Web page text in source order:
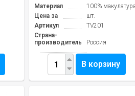
Материал
100%
Цена за
шт.
Артикул
TV201
Страна-
производитель
Россия
В корзину